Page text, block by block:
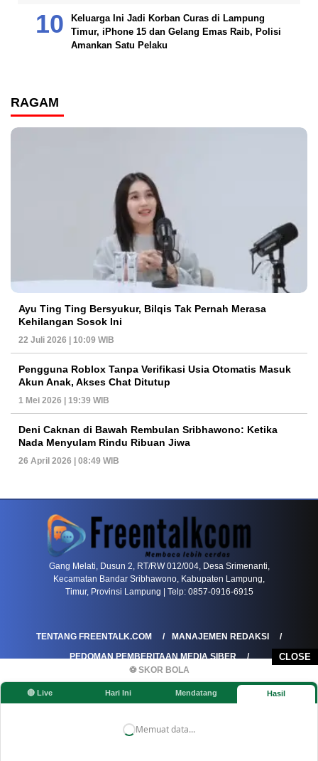
CLOSE
⚽ SKOR BOLA
🔴 Live Hari Ini Mendatang Hasil
Memuat data...
Keluarga Ini Jadi Korban Curas di Lampung
Timur, iPhone 15 dan Gelang Emas Raib, Polisi
Amankan Satu Pelaku
RAGAM
Ayu Ting Ting Bersyukur, Bilqis Tak Pernah Merasa
Kehilangan Sosok Ini
22 Juli 2026 | 10:09 WIB
Pengguna Roblox Tanpa Verifikasi Usia Otomatis Masuk
Akun Anak, Akses Chat Ditutup
1 Mei 2026 | 19:39 WIB
Deni Caknan di Bawah Rembulan Sribhawono: Ketika
Nada Menyulam Rindu Ribuan Jiwa
26 April 2026 | 08:49 WIB
Gang Melati, Dusun 2, RT/RW 012/004, Desa Srimenanti,
Kecamatan Bandar Sribhawono, Kabupaten Lampung,
Timur, Provinsi Lampung | Telp: 0857-0916-6915
TENTANG FREENTALK.COM
MANAJEMEN REDAKSI
PEDOMAN PEMBERITAAN MEDIA SIBER
PEDOMAN PEMBERITAAN RAMAH ANAK
KOREKSI & KLARIFIKASI
KEBIJAKAN IKLAN / ADVERTORIAL